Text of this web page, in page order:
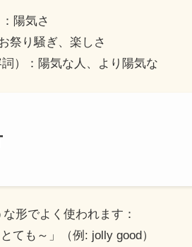
陽気さ
祭り騒ぎ、楽しさ
）：陽気な人、より陽気な
形でよく使われます：
ても～」（例: jolly good）